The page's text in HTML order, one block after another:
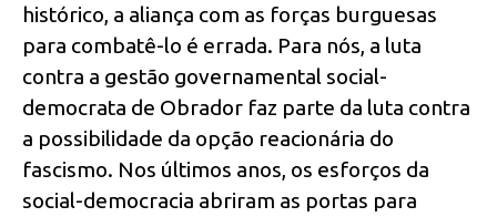
histórico, a aliança com as forças burguesas
para combatê-lo é errada. Para nós, a luta
contra a gestão governamental social-
democrata de Obrador faz parte da luta contra
a possibilidade da opção reacionária do
fascismo. Nos últimos anos, os esforços da
social-democracia abriram as portas para